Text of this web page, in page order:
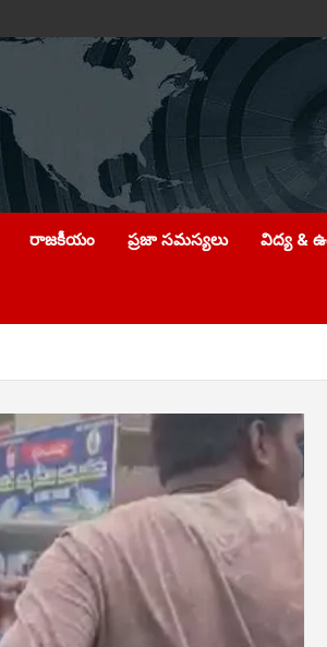
రాజకీయం ప్రజా సమస్యలు విద్య &